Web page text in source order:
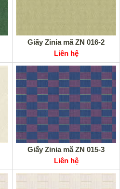
Giấy Zinia mã ZN 016-2
Liên hệ
Giấy Zinia mã ZN 015-3
Liên hệ